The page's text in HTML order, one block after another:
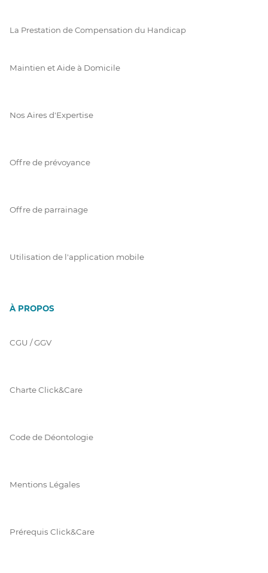
La Prestation de Compensation du Handicap
Maintien et Aide à Domicile
Nos Aires d'Expertise
Offre de prévoyance
Offre de parrainage
Utilisation de l'application mobile
À PROPOS
CGU / GGV
Charte Click&Care
Code de Déontologie
Mentions Légales
Prérequis Click&Care